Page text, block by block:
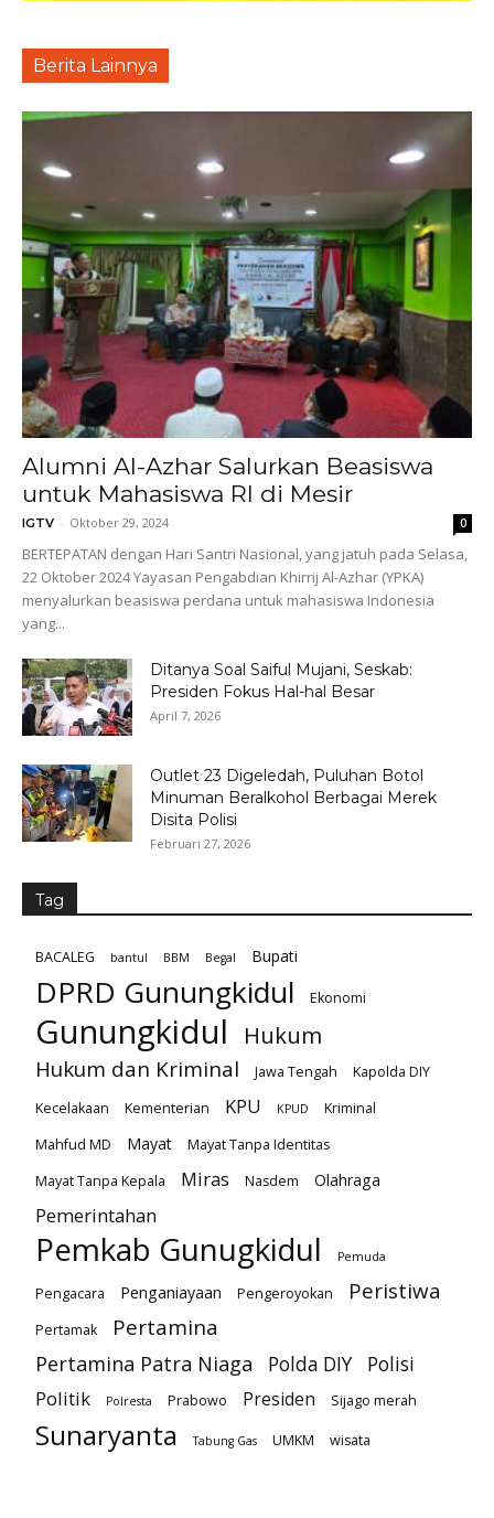
Berita Lainnya
Alumni Al-Azhar Salurkan Beasiswa
untuk Mahasiswa RI di Mesir
IGTV - Oktober 29, 2024 0
BERTEPATAN dengan Hari Santri Nasional, yang jatuh pada Selasa,
22 Oktober 2024 Yayasan Pengabdian Khirrij Al-Azhar (YPKA)
menyalurkan beasiswa perdana untuk mahasiswa Indonesia
yang...
Ditanya Soal Saiful Mujani, Seskab:
Presiden Fokus Hal-hal Besar
April 7, 2026
Outlet 23 Digeledah, Puluhan Botol
Minuman Beralkohol Berbagai Merek
Disita Polisi
Februari 27, 2026
Tag
BACALEG bantul BBM Begal Bupati
DPRD Gunungkidul Ekonomi
Gunungkidul Hukum
Hukum dan Kriminal Jawa Tengah
Kapolda DIY
Kecelakaan
Kementerian KPU KPUD
Kriminal
Mahfud MD
Mayat
Mayat Tanpa Identitas
Mayat Tanpa Kepala
Miras Nasdem Olahraga
Pemerintahan
Pemkab Gunugkidul Pemuda
Pengacara Penganiayaan Pengeroyokan Peristiwa
Pertamak Pertamina
Pertamina Patra Niaga Polda DIY
Polisi
Politik
Polresta Prabowo Presiden Sijago merah
Sunaryanta Tabung Gas UMKM wisata